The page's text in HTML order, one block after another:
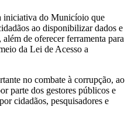
iniciativa do Municíoio que
ao disponibilizar dados e
de oferecer ferramenta para
da Lei de Acesso a
no combate à corrupção, ao
parte dos gestores públicos e
cidadãos, pesquisadores e